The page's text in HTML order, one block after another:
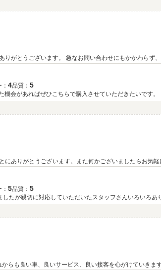
だける対応ができたとのお言葉を大変嬉しく拝見
いたしました。 今後も迅速かつ丁寧な対応を心掛けてまいります。 また
4品質： 5
会があればぜひこちらで購入させていただきたいです。
にありがとうございます。また何かございましたらお気
5品質： 5
たが親切に対応していただいたスタッフさんいろいろ
らも良い車、良いサービス、良い接客を心がけていきま